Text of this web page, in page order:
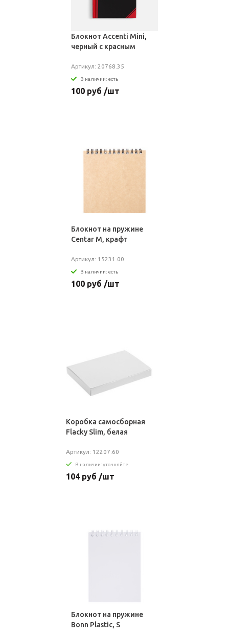
Блокнот Accenti Mini,
черный с красным
Артикул: 20768.35
В наличии: есть
100 руб /шт
Блокнот на пружине
Centar M, крафт
Артикул: 15231.00
В наличии: есть
100 руб /шт
Коробка самосборная
Flacky Slim, белая
Артикул: 12207.60
В наличии: уточняйте
104 руб /шт
Блокнот на пружине
Bonn Plastic, S